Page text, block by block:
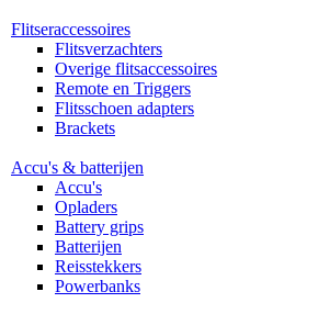
Flitseraccessoires
Flitsverzachters
Overige flitsaccessoires
Remote en Triggers
Flitsschoen adapters
Brackets
Accu's & batterijen
Accu's
Opladers
Battery grips
Batterijen
Reisstekkers
Powerbanks